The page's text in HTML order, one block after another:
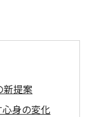
新提案
身の変化